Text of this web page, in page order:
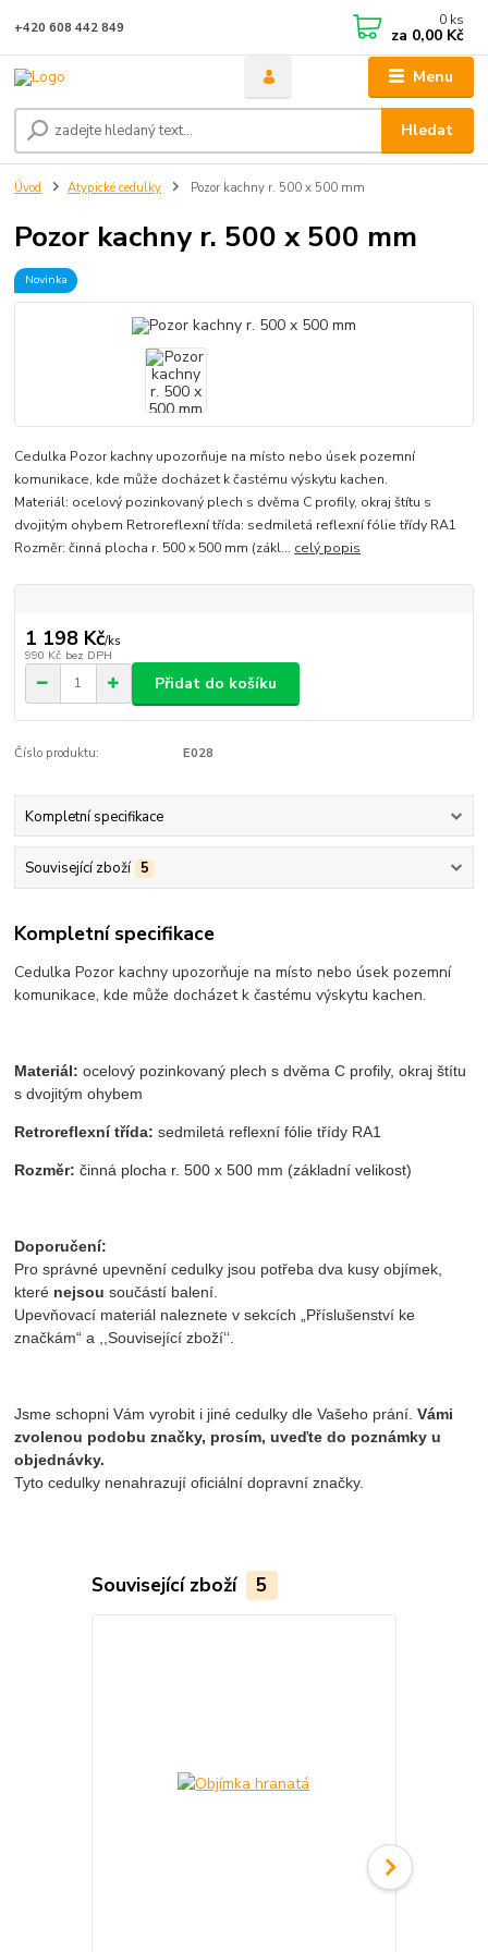
Menu
Hledat
+420 608 442 849 0 ks
za 0,00 Kč
Úvod Atypické cedulky Pozor kachny r. 500 x 500 mm
Pozor kachny r. 500 x 500 mm
Novinka
Cedulka Pozor kachny upozorňuje na místo nebo úsek pozemní
komunikace, kde může docházet k častému výskytu kachen.
Materiál: ocelový pozinkovaný plech s dvěma C profily, okraj štítu s
dvojitým ohybem Retroreflexní třída: sedmiletá reflexní fólie třídy RA1
Rozměr: činná plocha r. 500 x 500 mm (zákl... celý popis
1 198 Kč/ks
990 Kč bez DPH
Přidat do košíku
Číslo produktu: E028
Kompletní specifikace
Související zboží 5
Kompletní specifikace
Cedulka Pozor kachny upozorňuje na místo nebo úsek pozemní
komunikace, kde může docházet k častému výskytu kachen.
Materiál: ocelový pozinkovaný plech s dvěma C profily, okraj štítu
s dvojitým ohybem
Retroreflexní třída: sedmiletá reflexní fólie třídy RA1
Rozměr: činná plocha r. 500 x 500 mm (základní velikost)
Doporučení:
Pro správné upevnění cedulky jsou potřeba dva kusy objímek,
které nejsou součástí balení.
Upevňovací materiál naleznete v sekcích „Příslušenství ke
značkám“ a ,,Související zboží‘‘.
Jsme schopni Vám vyrobit i jiné cedulky dle Vašeho prání.Vámi
zvolenou podobu značky, prosím, uveďte do poznámky u
objednávky.
Tyto cedulky nenahrazují oficiální dopravní značky.
Související zboží 5